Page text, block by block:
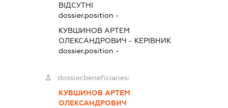
ВІДСУТНІ
dossier.position -
КУВШИНОВ АРТЕМ
ОЛЕКСАНДРОВИЧ - КЕРІВНИК
dossier.position -
dossier.beneficiaries:
КУВШИНОВ АРТЕМ
ОЛЕКСАНДРОВИЧ